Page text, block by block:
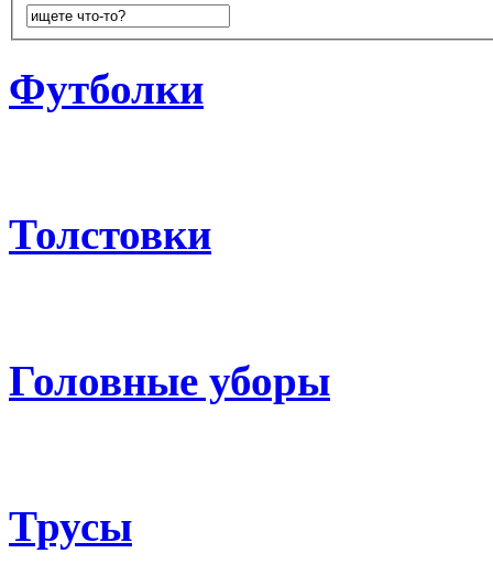
Футболки
Толстовки
Головные уборы
Трусы